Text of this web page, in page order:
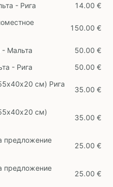
- Рига
14.00 €
150.00 €
Мальта
50.00 €
- Рига
50.00 €
см) Рига
35.00 €
см)
35.00 €
предложение
25.00 €
предложение
25.00 €